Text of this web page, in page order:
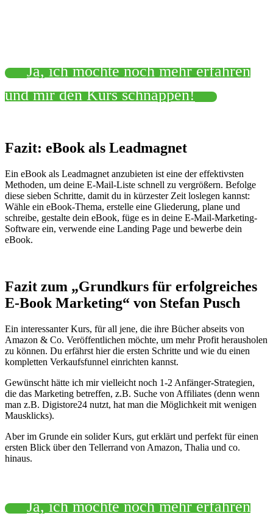
Ja, ich möchte noch mehr erfahren
und mir den Kurs schnappen!
Fazit: eBook als Leadmagnet
Ein eBook als Leadmagnet anzubieten ist eine der effektivsten
Methoden, um deine E-Mail-Liste schnell zu vergrößern. Befolge
diese sieben Schritte, damit du in kürzester Zeit loslegen kannst:
Wähle ein eBook-Thema, erstelle eine Gliederung, plane und
schreibe, gestalte dein eBook, füge es in deine E-Mail-Marketing-
Software ein, verwende eine Landing Page und bewerbe dein
eBook.
Fazit zum „Grundkurs für erfolgreiches
E-Book Marketing“ von Stefan Pusch
Ein interessanter Kurs, für all jene, die ihre Bücher abseits von
Amazon & Co. Veröffentlichen möchte, um mehr Profit herausholen
zu können. Du erfährst hier die ersten Schritte und wie du einen
kompletten Verkaufsfunnel einrichten kannst.
Gewünscht hätte ich mir vielleicht noch 1-2 Anfänger-Strategien,
die das Marketing betreffen, z.B. Suche von Affiliates (denn wenn
man z.B. Digistore24 nutzt, hat man die Möglichkeit mit wenigen
Mausklicks).
Aber im Grunde ein solider Kurs, gut erklärt und perfekt für einen
ersten Blick über den Tellerrand von Amazon, Thalia und co.
hinaus.
Ja, ich möchte noch mehr erfahren